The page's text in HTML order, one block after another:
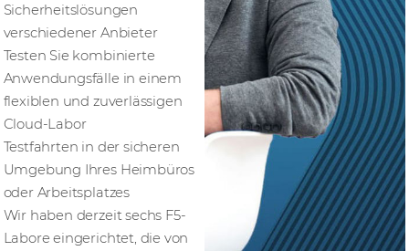
Sicherheitslösungen
verschiedener Anbieter
Testen Sie kombinierte
Anwendungsfälle in einem
flexiblen und zuverlässigen
Cloud-Labor
Testfahrten in der sicheren
Umgebung Ihres Heimbüros
oder Arbeitsplatzes
Wir haben derzeit sechs F5-
Labore eingerichtet, die von